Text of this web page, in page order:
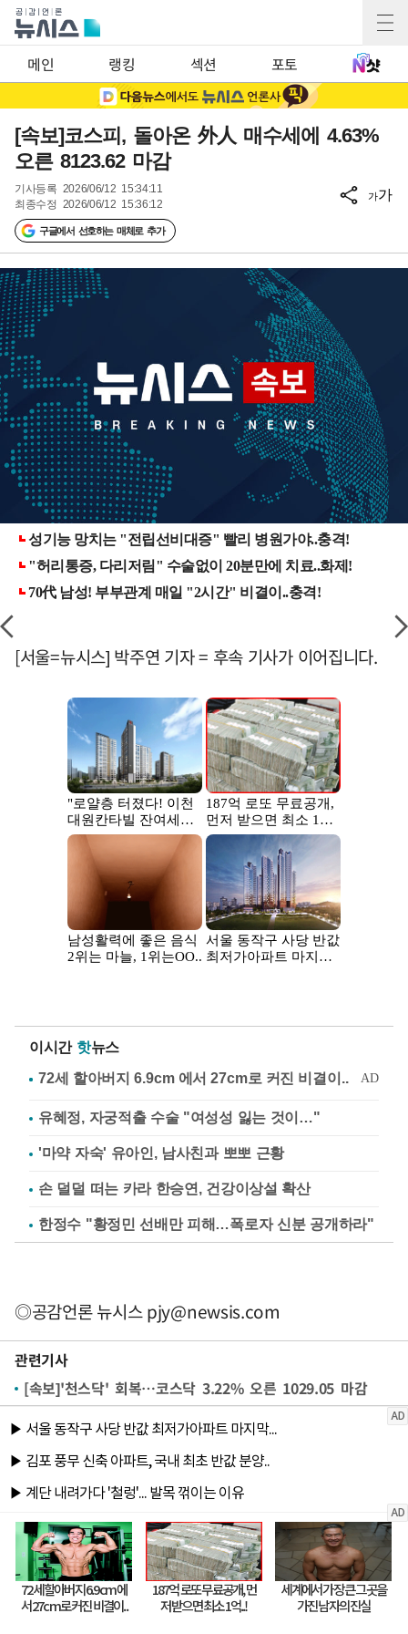
메인 랭킹 섹션 포토
[속보]코스피, 돌아온 外人 매수세에 4.63%
오른 8123.62 마감
기사등록 2026/06/12 15:34:11
최종수정 2026/06/12 15:36:12
구글에서 선호하는 매체로 추가
가가
[서울=뉴시스] 박주연 기자 = 후속 기사가 이어집니다.
이시간 핫뉴스
유혜정, 자궁적출 수술 "여성성 잃는 것이…"
'마약 자숙' 유아인, 남사친과 뽀뽀 근황
손 덜덜 떠는 카라 한승연, 건강이상설 확산
한정수 "황정민 선배만 피해…폭로자 신분 공개하라"
◎공감언론 뉴시스pjy@newsis.com
관련기사
[속보]'천스닥' 회복…코스닥 3.22% 오른 1029.05 마감